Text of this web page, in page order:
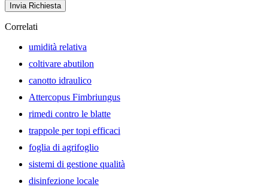
Invia Richiesta
Correlati
umidità relativa
coltivare abutilon
canotto idraulico
Attercopus Fimbriungus
rimedi contro le blatte
trappole per topi efficaci
foglia di agrifoglio
sistemi di gestione qualità
disinfezione locale